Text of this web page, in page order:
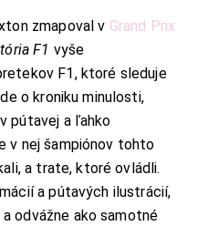
zmapoval v Grand Prix
F1 vyše
F1, ktoré sleduje
o kroniku minulosti,
pútavej a ľahko
v nej šampiónov tohto
a trate, ktoré ovládli.
a pútavých ilustrácií,
odvážne ako samotné